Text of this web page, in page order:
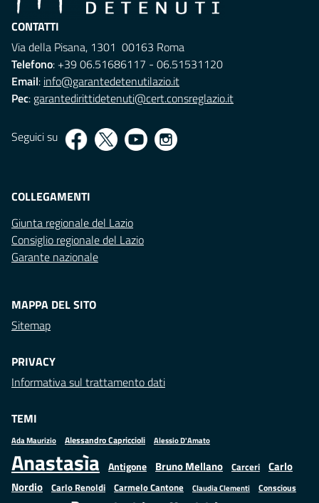
CONTATTI
Via della Pisana, 1301 00163 Roma
Telefono: +39 06.51686117 - 06.51531120
Email: info@garantedetenutilazio.it
Pec: garantedirittidetenuti@cert.consreglazio.it
Seguici su
COLLEGAMENTI
Giunta regionale del Lazio
Consiglio regionale del Lazio
Garante nazionale
MAPPA DEL SITO
Sitemap
PRIVACY
Informativa sul trattamento dati
TEMI
Ada Maurizio Alessandro Capriccioli Alessio D'Amato
Anastasìa Antigone Bruno Mellano Carceri
Carlo
Nordio Carlo Renoldi Carmelo Cantone Claudia Clementi Conscious